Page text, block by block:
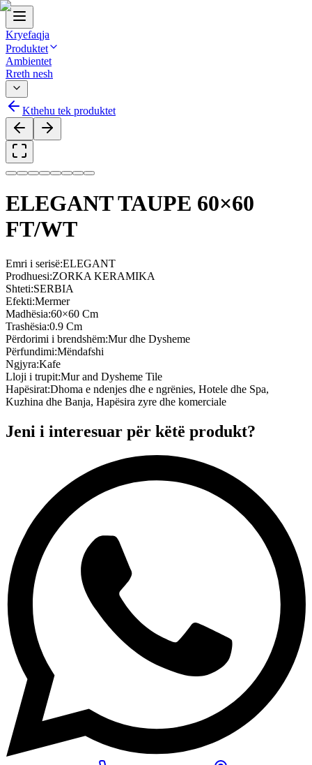
Kryefaqja
Produktet
Ambientet
Rreth nesh
Kthehu tek produktet
ELEGANT TAUPE 60×60
FT/WT
Emri i serisë:ELEGANT
Prodhuesi:ZORKA KERAMIKA
Shteti:SERBIA
Efekti:Mermer
Madhësia:60×60 Cm
Trashësia:0.9 Cm
Përdorimi i brendshëm:Mur dhe Dysheme
Përfundimi:Mëndafshi
Ngjyra:Kafe
Lloji i trupit:Mur and Dysheme Tile
Hapësirat:Dhoma e ndenjes dhe e ngrënies, Hotele dhe Spa,
Kuzhina dhe Banja, Hapësira zyre dhe komerciale
Jeni i interesuar për këtë produkt?